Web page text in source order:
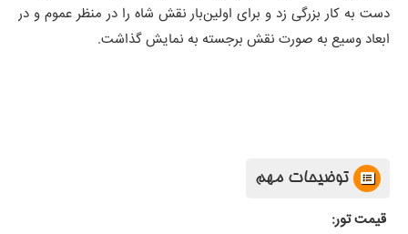
دست به کار بزرگی زد و برای اولین‌بار نقش شاه را در منظر عموم و در
ابعاد وسیع به صورت نقش برجسته به نمایش گذاشت.
توضیحات مهم
قیمت تور: